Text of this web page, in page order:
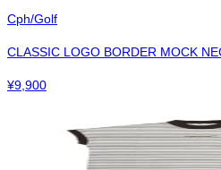
Cph/Golf
CLASSIC LOGO BORDER MOCK
¥9,900